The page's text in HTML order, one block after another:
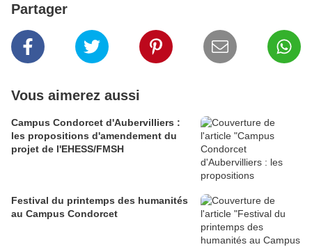
Partager
Vous aimerez aussi
Campus Condorcet d'Aubervilliers :
les propositions d'amendement du
projet de l'EHESS/FMSH
Festival du printemps des humanités
au Campus Condorcet